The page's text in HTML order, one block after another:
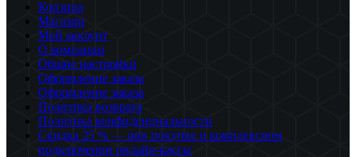
Корзина
Магазин
Мой аккаунт
О компании
Общие настройки
Оформление заказа
Оформление заказа
Политика возврата
Политика конфиденциальности
Скидка 25 % — при покупке и комплексном
подключении онлайн-кассы